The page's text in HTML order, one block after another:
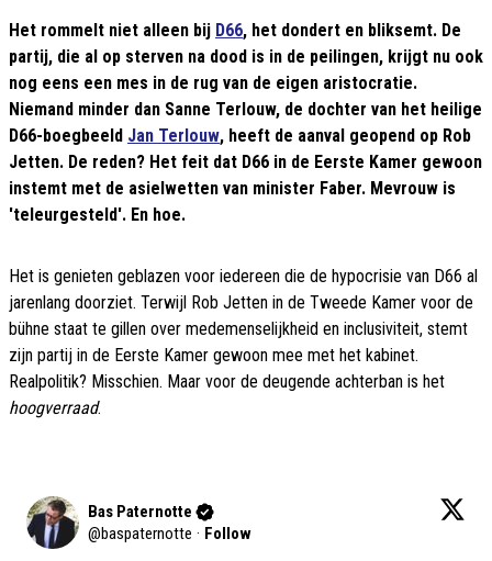
Het rommelt niet alleen bij D66, het dondert en bliksemt. De
partij, die al op sterven na dood is in de peilingen, krijgt nu ook
nog eens een mes in de rug van de eigen aristocratie.
Niemand minder dan Sanne Terlouw, de dochter van het heilige
D66-boegbeeld Jan Terlouw, heeft de aanval geopend op Rob
Jetten. De reden? Het feit dat D66 in de Eerste Kamer gewoon
instemt met de asielwetten van minister Faber. Mevrouw is
'teleurgesteld'. En hoe.
Het is genieten geblazen voor iedereen die de hypocrisie van D66 al
jarenlang doorziet. Terwijl Rob Jetten in de Tweede Kamer voor de
bühne staat te gillen over medemenselijkheid en inclusiviteit, stemt
zijn partij in de Eerste Kamer gewoon mee met het kabinet.
Realpolitik? Misschien. Maar voor de deugende achterban is het
hoogverraad.
Bas Paternotte
@baspaternotte · Follow